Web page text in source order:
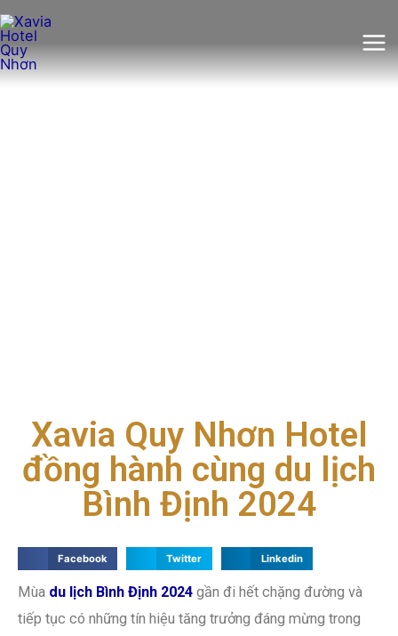
Xavia Quy Nhơn Hotel
đồng hành cùng du lịch
Bình Định 2024
Facebook Twitter Linkedin
Mùa du lịch Bình Định 2024 gần đi hết chặng đường và
tiếp tục có những tín hiệu tăng trưởng đáng mừng trong